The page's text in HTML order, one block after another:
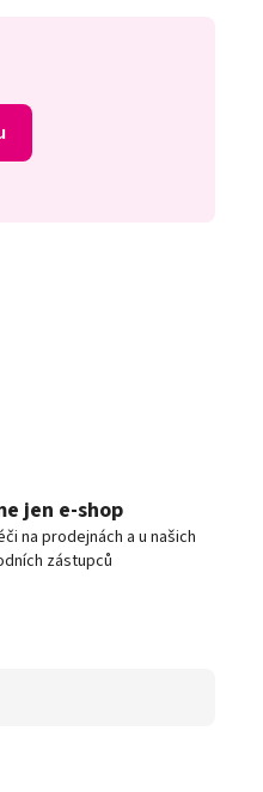
jen e-shop
na prodejnách a u našich
zástupců